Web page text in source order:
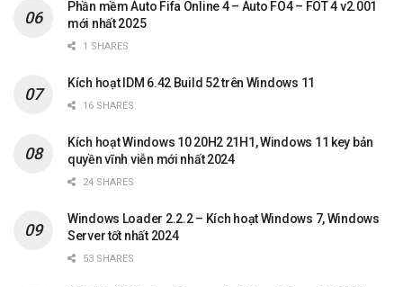
Phần mềm Auto Fifa Online 4 – Auto FO4 – FOT 4 v2.001
mới nhất 2025
1 SHARES
Kích hoạt IDM 6.42 Build 52 trên Windows 11
16 SHARES
Kích hoạt Windows 10 20H2 21H1, Windows 11 key bản
quyền vĩnh viễn mới nhất 2024
24 SHARES
Windows Loader 2.2.2 – Kích hoạt Windows 7, Windows
Server tốt nhất 2024
53 SHARES